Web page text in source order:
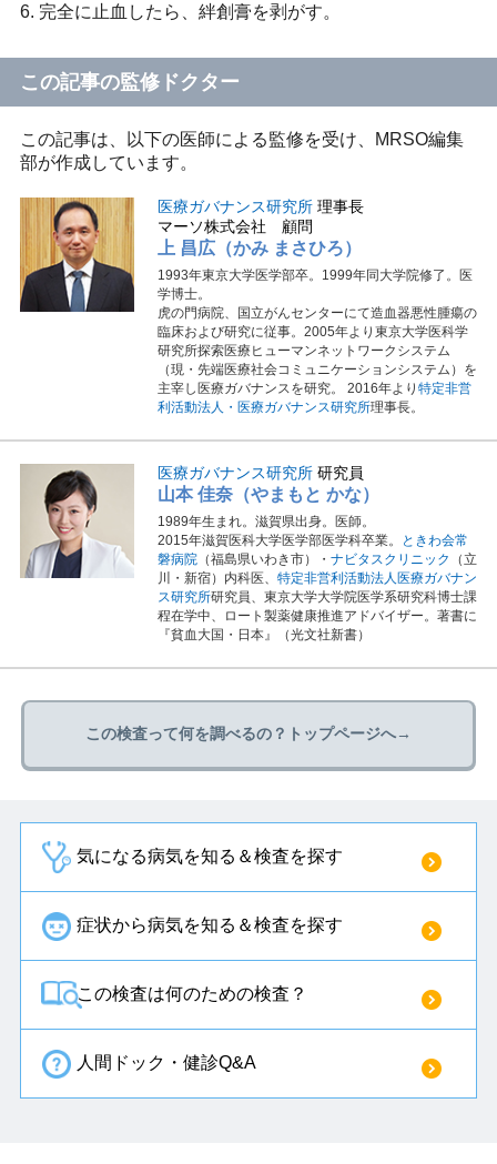
6. 完全に止血したら、絆創膏を剥がす。
この記事の監修ドクター
この記事は、以下の医師による監修を受け、MRSO編集
部が作成しています。
医療ガバナンス研究所理事長
マーソ株式会社 顧問
上 昌広（かみ まさひろ）
1993年東京大学医学部卒。1999年同大学院修了。医
学博士。
虎の門病院、国立がんセンターにて造血器悪性腫瘍の
臨床および研究に従事。2005年より東京大学医科学
研究所探索医療ヒューマンネットワークシステム
（現・先端医療社会コミュニケーションシステム）を
主宰し医療ガバナンスを研究。 2016年より 特定非営
利活動法人・医療ガバナンス研究所理事長。
医療ガバナンス研究所研究員
山本 佳奈（やまもと かな）
1989年生まれ。滋賀県出身。医師。
2015年滋賀医科大学医学部医学科卒業。
ときわ会常
磐病院（福島県いわき市）・ ナビタスクリニック
（立
川・新宿）内科医、 特定非営利活動法人医療ガバナン
ス研究所研究員、東京大学大学院医学系研究科博士課
程在学中、ロート製薬健康推進アドバイザー。著書に
『貧血大国・日本』（光文社新書）
この検査って何を調べるの？トップページへ→
気になる病気を知る＆検査を探す
症状から病気を知る＆検査を探す
この検査は何のための検査？
人間ドック・健診Q&A